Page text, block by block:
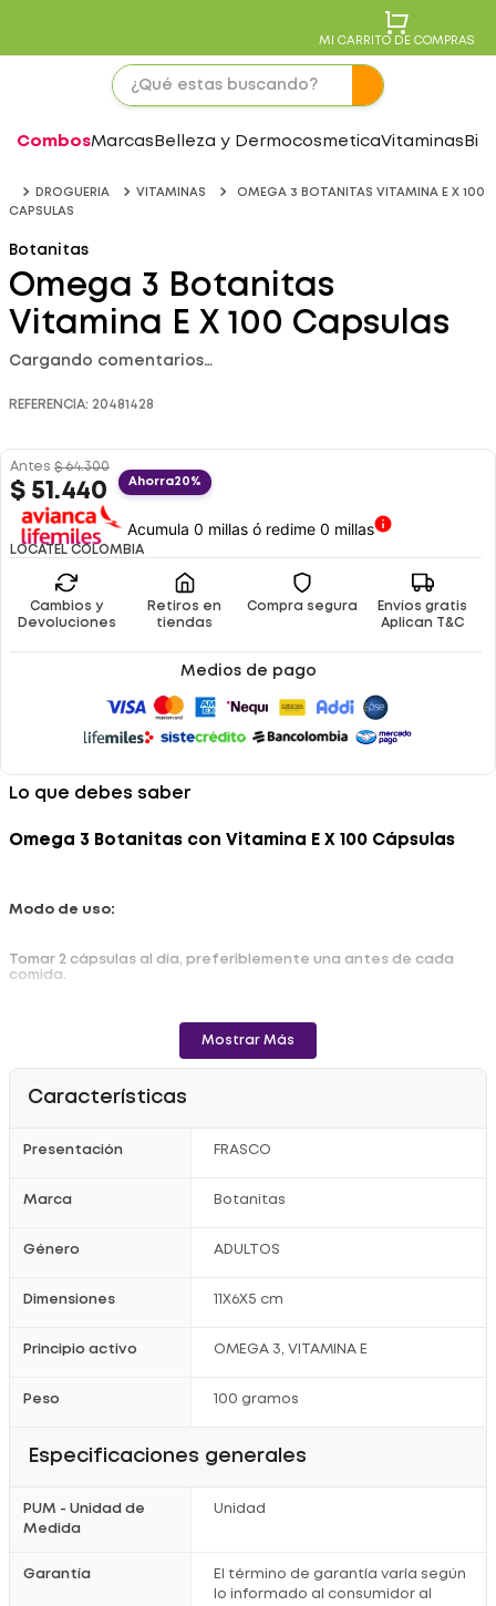
MI CARRITO DE COMPRAS
CombosMarcas Belleza y DermocosmeticaVitaminas
DROGUERIA VITAMINAS
OMEGA 3 BOTANITAS VITAMINA E X 100
CAPSULAS
Botanitas
Omega 3 Botanitas
Vitamina E X 100 Capsulas
Cargando comentarios…
REFERENCIA: 20481428
Antes $ 64.300
$ 51 .440 Ahorra20%
Acumula 0 millas ó redime 0 millas
LOCATEL COLOMBIA
Cambios y
Devoluciones
Retiros en
tiendas
Compra segura
Envíos gratis
Aplican T&C
Medios de pago
Lo que debes saber
Omega 3 Botanitas con Vitamina E X 100 Cápsulas
Modo de uso:
Tomar 2 cápsulas al día, preferiblemente una antes de cada
comida.
No consumir en embarazo o lactancia. Puede causar
temperaturas inferiores a 30?°C y humedad relativa menor al
Mostrar Más
Características
Presentación FRASCO
Marca Botanitas
Género ADULTOS
Dimensiones 11X6X5 cm
Principio activo OMEGA 3, VITAMINA E
Peso 100 gramos
Especificaciones generales
PUM - Unidad de
Medida
Unidad
Garantía
El término de garantía varía según
lo informado al consumidor al